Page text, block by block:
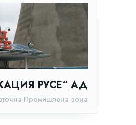
РУСЕ“ АД
Промишлена зона